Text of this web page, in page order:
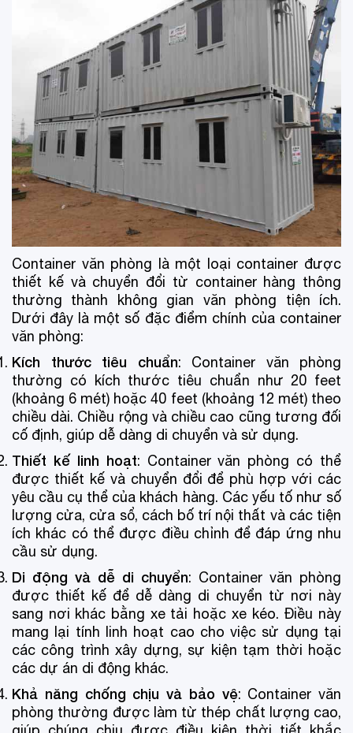
Container văn phòng là một loại container được
thiết kế và chuyển đổi từ container hàng thông
thường thành không gian văn phòng tiện ích.
Dưới đây là một số đặc điểm chính của container
văn phòng:
Kích thước tiêu chuẩn: Container văn phòng
thường có kích thước tiêu chuẩn như 20 feet
(khoảng 6 mét) hoặc 40 feet (khoảng 12 mét) theo
chiều dài. Chiều rộng và chiều cao cũng tương đối
cố định, giúp dễ dàng di chuyển và sử dụng.
Thiết kế linh hoạt: Container văn phòng có thể
được thiết kế và chuyển đổi để phù hợp với các
yêu cầu cụ thể của khách hàng. Các yếu tố như số
lượng cửa, cửa sổ, cách bố trí nội thất và các tiện
ích khác có thể được điều chỉnh để đáp ứng nhu
cầu sử dụng.
Di động và dễ di chuyển: Container văn phòng
được thiết kế để dễ dàng di chuyển từ nơi này
sang nơi khác bằng xe tải hoặc xe kéo. Điều này
mang lại tính linh hoạt cao cho việc sử dụng tại
các công trình xây dựng, sự kiện tạm thời hoặc
các dự án di động khác.
Khả năng chống chịu và bảo vệ: Container văn
phòng thường được làm từ thép chất lượng cao,